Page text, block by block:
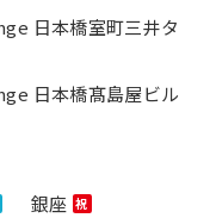
日本橋室町三井タ
日本橋髙島屋ビル
銀座 祝